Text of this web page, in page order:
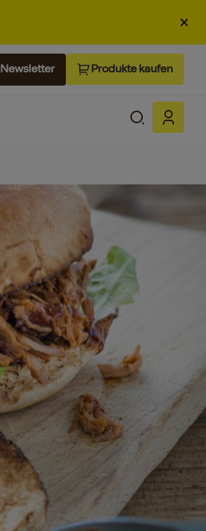
×
Newsletter Produkte kaufen